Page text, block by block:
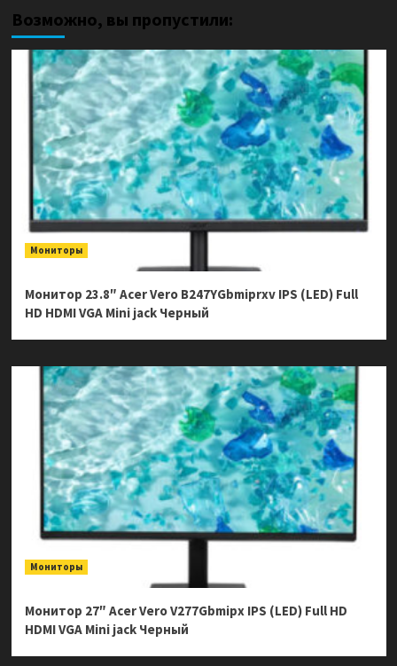
Возможно, вы пропустили:
Мониторы
Монитор 23.8″ Acer Vero B247YGbmiprxv IPS (LED) Full
HD HDMI VGA Mini jack Черный
Мониторы
Монитор 27″ Acer Vero V277Gbmipx IPS (LED) Full HD
HDMI VGA Mini jack Черный